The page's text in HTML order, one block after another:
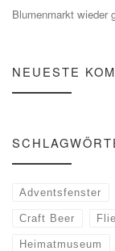
Blumenmarkt wieder
NEUESTE
Adventsfenster
Craft Beer
Heimatmuseum